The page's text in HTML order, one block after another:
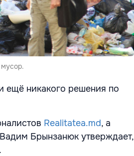
ещё никакого решения по
Realitatea.md, а
Брынзанюк утверждает,